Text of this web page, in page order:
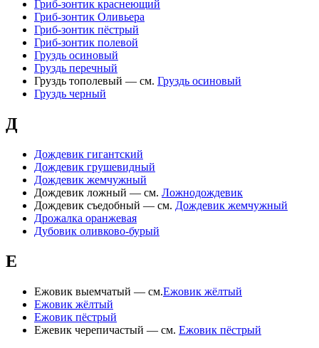
Гриб-зонтик краснеющий
Гриб-зонтик Оливьера
Гриб-зонтик пёстрый
Гриб-зонтик полевой
Груздь осиновый
Груздь перечный
Груздь тополевый — см. Груздь осиновый
Груздь черный
Д
Дождевик гигантский
Дождевик грушевидный
Дождевик жемчужный
Дождевик ложный — см. Ложнодождевик
Дождевик съедобный — см. Дождевик жемчужный
Дрожалка оранжевая
Дубовик оливково-бурый
Е
Ежовик выемчатый — см.Ежовик жёлтый
Ежовик жёлтый
Ежовик пёстрый
Ежевик черепичастый — см. Ежовик пёстрый